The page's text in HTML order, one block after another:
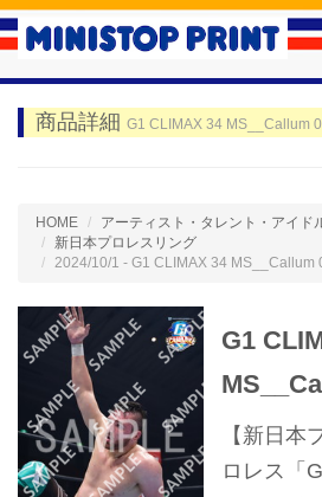
商品詳細 G1 CLIMAX 34 MS__Callum
HOME
アーティスト・タレント・アイド
新日本プロレスリング
2024/10/1 - G1 CLIMAX 34 MS__Callum
G1
【新日本
ロレス「